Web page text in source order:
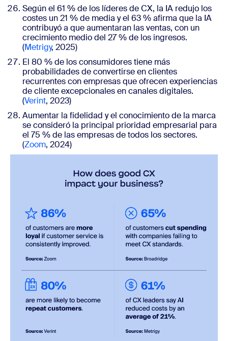
Según el 61 % de los líderes de CX, la IA redujo los
costes un 21 % de media y el 63 % afirma que la IA
contribuyó a que aumentaran las ventas, con un
crecimiento medio del 27 % de los ingresos.
(Metrigy, 2025)
El 80 % de los consumidores tiene más
probabilidades de convertirse en clientes
recurrentes con empresas que ofrecen experiencias
declienteexcepcionales en canalesdigitales.
(Verint, 2023)
Aumentar la fidelidad y el conocimiento de la marca
se consideró la principal prioridad empresarial para
el 75 % de las empresas de todos los sectores.
(Zoom, 2024)